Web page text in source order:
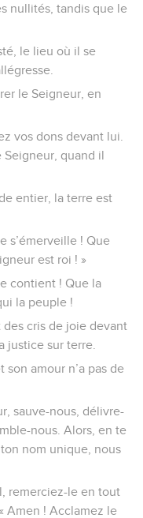
nullités, tandis que le
le lieu où il se
le Seigneur, en
vos dons devant lui.
Seigneur, quand il
entier, la terre est
s’émerveille ! Que
est roi ! »
contient ! Que la
la peuple !
des cris de joie devant
justice sur terre.
amour n’a pas de
sauve-nous, délivre-
nous. Alors, en te
nom unique, nous
remerciez-le en tout
Amen ! Acclamez le